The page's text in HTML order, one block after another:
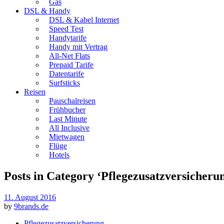
Gas
DSL & Handy
DSL & Kabel Internet
Speed Test
Handytarife
Handy mit Vertrag
All-Net Flats
Prepaid Tarife
Datentarife
Surfsticks
Reisen
Pauschalreisen
Frühbucher
Last Minute
All Inclusive
Mietwagen
Flüge
Hotels
Posts in Category ‘
11. August 2016
by 9brands.de